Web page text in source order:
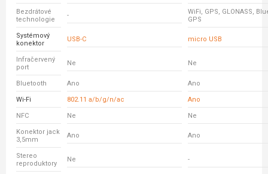
Bezdrátové
technologie
-
WiFi, GPS, GLONASS,
GPS
Systémový
konektor
USB-C micro USB
Infračervený
port
Ne Ne
Bluetooth Ano Ano
Wi-Fi 802.11 a/b/g/n/ac Ano
NFC Ne Ne
Konektor jack
3,5mm
Ano Ano
Stereo
reproduktory
Ne -